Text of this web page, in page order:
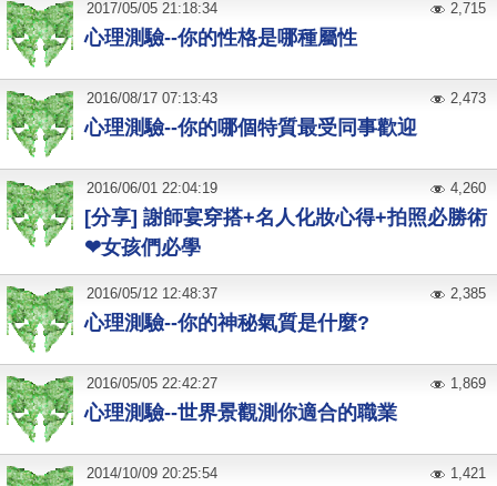
心理測驗--你的性格是哪種屬性
2017/05/05 21:18:34 2,715
心理測驗--你的哪個特質最受同事歡迎
2016/08/17 07:13:43 2,473
[分享] 謝師宴穿搭+名人化妝心得+拍照必勝術
❤女孩們必學
2016/06/01 22:04:19 4,260
心理測驗--你的神秘氣質是什麼?
2016/05/12 12:48:37 2,385
心理測驗--世界景觀測你適合的職業
2016/05/05 22:42:27 1,869
2014/10/09 20:25:54 1,421